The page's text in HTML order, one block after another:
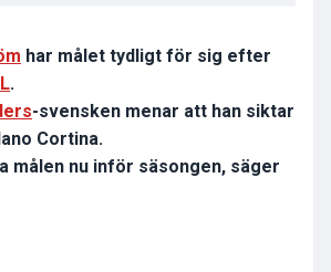
har målet tydligt för sig efter
.
-svensken menar att han siktar
Cortina.
målen nu inför säsongen, säger